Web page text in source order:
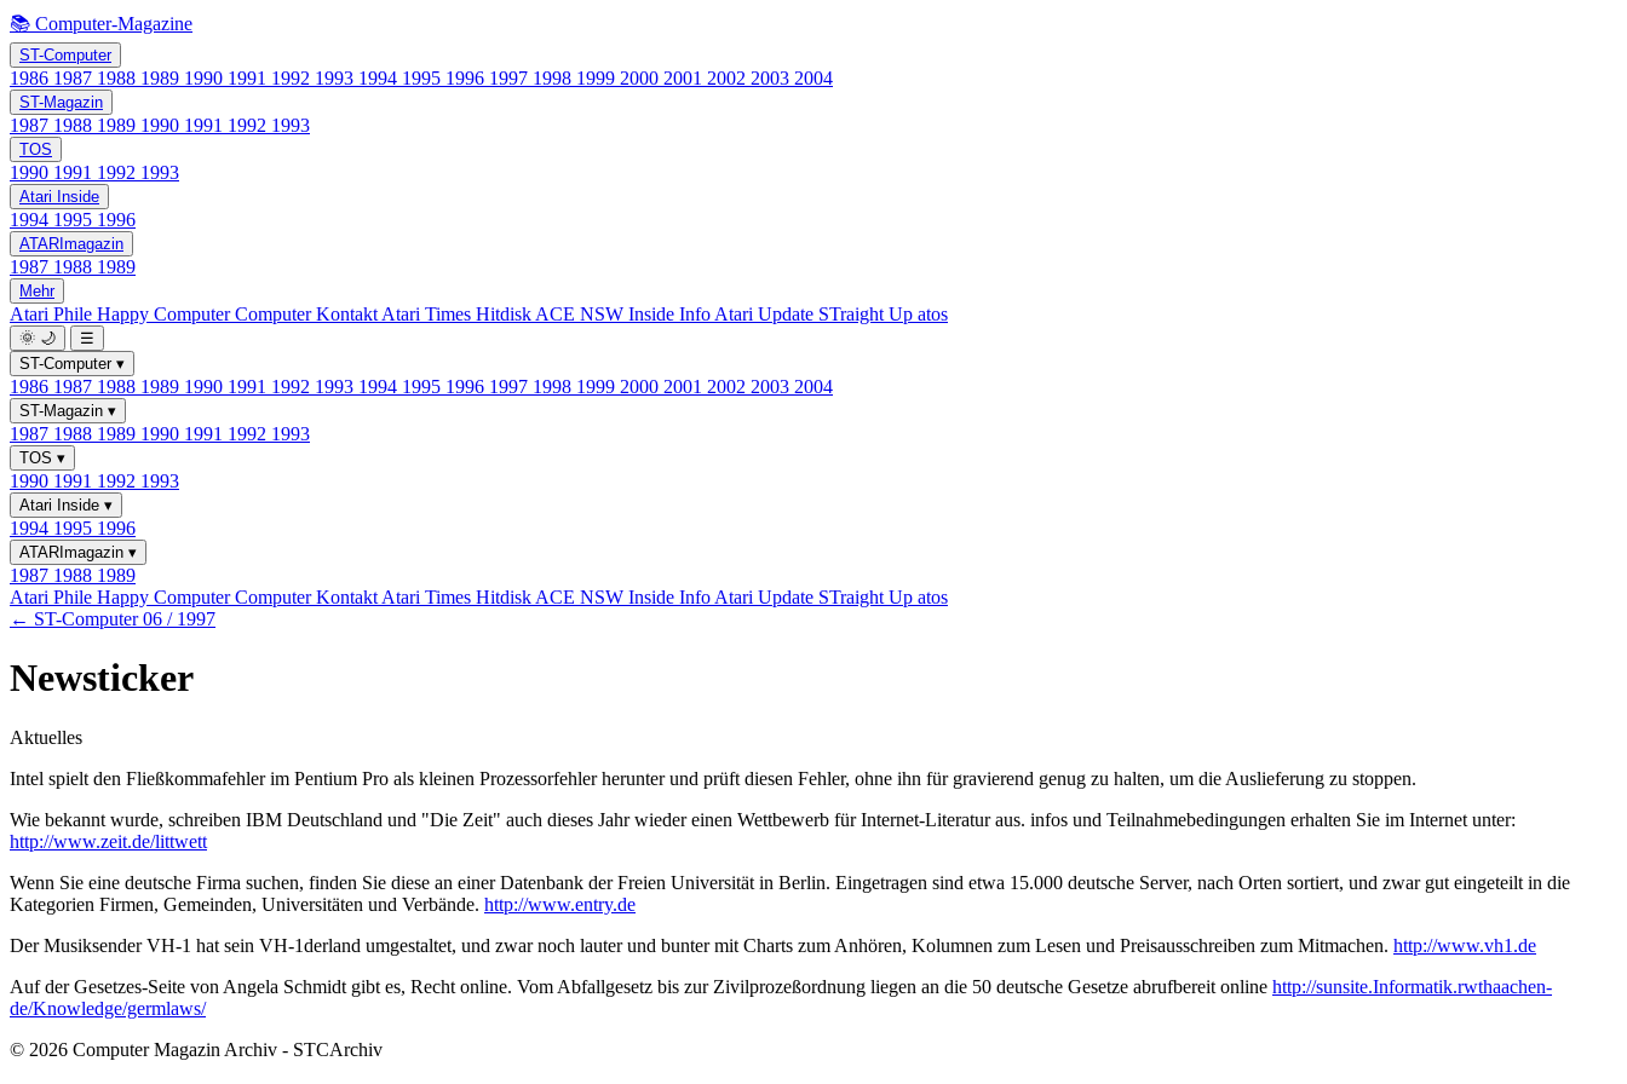
📚 Computer-Magazine
ST-Computer
1986 1987 1988 1989 1990 1991 1992 1993 1994 1995 1996 1997 1998 1999 2000 2001 2002 2003 2004
ST-Magazin
1987 1988 1989 1990 1991 1992 1993
TOS
1990 1991 1992 1993
Atari Inside
1994 1995 1996
ATARImagazin
1987 1988 1989
Mehr
Atari Phile Happy ComputerComputer Kontakt Atari Times Hitdisk ACE NSW Inside Info Atari Update STraight Up atos
🌞 🌙
☰
ST-Computer ▾
1986 1987 1988 1989 1990 1991 1992 1993 1994 1995 1996 1997 1998 1999 2000 2001 2002 2003 2004
ST-Magazin ▾
1987 1988 1989 1990 1991 1992 1993
TOS ▾
1990 1991 1992 1993
Atari Inside ▾
1994 1995 1996
ATARImagazin ▾
1987 1988 1989
Atari Phile Happy ComputerComputer Kontakt Atari Times Hitdisk ACE NSW Inside Info Atari Update STraight Up atos
← ST-Computer 06 / 1997
Newsticker
Aktuelles
Intel spielt den Fließkommafehler im Pentium Pro als kleinen Prozessorfehler herunter und prüft diesen Fehler, ohne ihn für gravierend genug zu halten, um die Auslieferung zu stoppen.
Wie bekannt wurde, schreiben IBM Deutschland und "Die Zeit" auch dieses Jahr wieder einen Wettbewerb für Internet-Literatur aus. infos und Teilnahmebedingungen erhalten Sie im Internet unter:
http://www.zeit.de/littwett
Wenn Sie eine deutsche Firma suchen, finden Sie diese an einer Datenbank der Freien Universität in Berlin. Eingetragen sind etwa 15.000 deutsche Server, nach Orten sortiert, und zwar gut eingeteilt in die
Kategorien Firmen, Gemeinden, Universitäten und Verbände. http://www.entry.de
Der Musiksender VH-1 hat sein VH-1derland umgestaltet, und zwar noch lauter und bunter mit Charts zum Anhören, Kolumnen zum Lesen und Preisausschreiben zum Mitmachen. http://www.vh1.de
Auf der Gesetzes-Seite von Angela Schmidt gibt es, Recht online. Vom Abfallgesetz bis zur Zivilprozeßordnung liegen an die 50 deutsche Gesetze abrufbereit online http://sunsite.Informatik.rwthaachen-
de/Knowledge/germlaws/
© 2026 Computer Magazin Archiv - STCArchiv